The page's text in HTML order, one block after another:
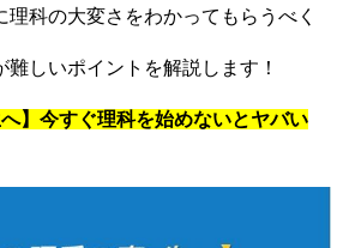
理科の大変さをわかってもらうべく
しいポイントを解説します！
へ】今すぐ理科を始めないとヤバい